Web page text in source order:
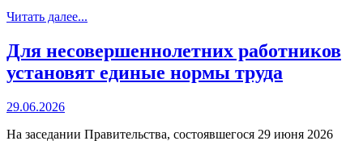
Читать далее...
Для несовершеннолетних работников
установят единые нормы труда
29.06.2026
На заседании Правительства, состоявшегося 29 июня 2026